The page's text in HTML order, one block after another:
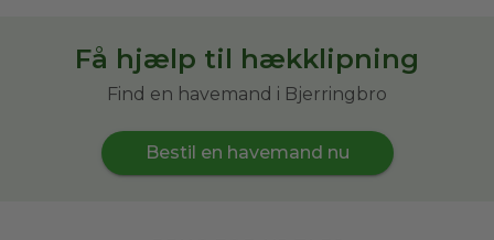
Få hjælp til hækklipning
Find en havemand i Bjerringbro
Bestil en havemand nu